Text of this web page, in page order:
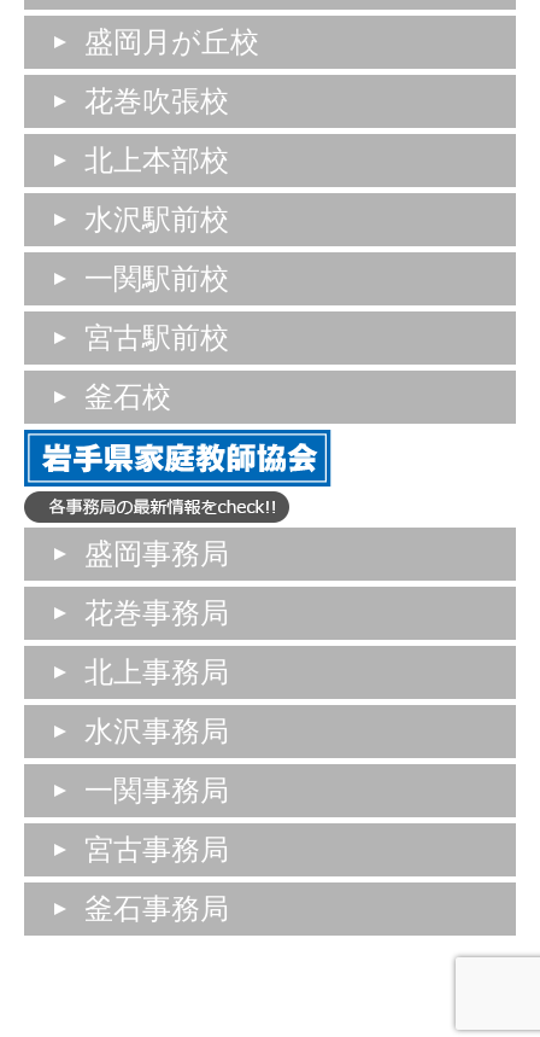
盛岡月が丘校
花巻吹張校
北上本部校
水沢駅前校
一関駅前校
宮古駅前校
釜石校
盛岡事務局
花巻事務局
北上事務局
水沢事務局
一関事務局
宮古事務局
釜石事務局